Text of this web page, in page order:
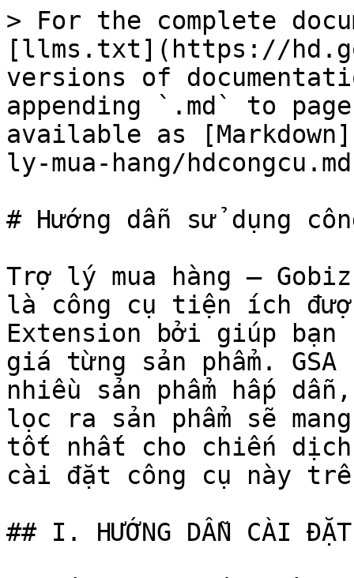
> For the complete
[llms.txt](https://
versions of
appending `.md` to
available as
ly-mua-hang/
# Hướng dẫn sử dụng
Trợ lý mua hàng –
là công cụ tiện ích
Extension bởi giúp bạn
giá từng sản phẩm.
nhiều sản phẩm hấp
lọc ra sản phẩm sẽ
tốt nhất cho chiến
cài đặt công cụ này
## I. HƯỚNG DẪN CÀI ĐẶT